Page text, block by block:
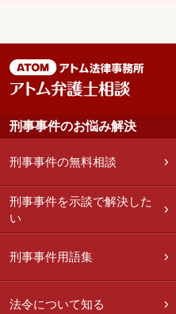
刑事事件のお悩み解決
刑事事件の無料相談
刑事事件を示談で解決した
い
刑事事件用語集
法令について知る